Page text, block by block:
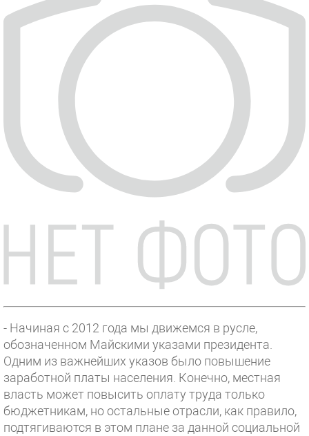
- Начиная с 2012 года мы движемся в русле,
обозначенном Майскими указами президента.
Одним из важнейших указов было повышение
заработной платы населения. Конечно, местная
власть может повысить оплату труда только
бюджетникам, но остальные отрасли, как правило,
подтягиваются в этом плане за данной социальной